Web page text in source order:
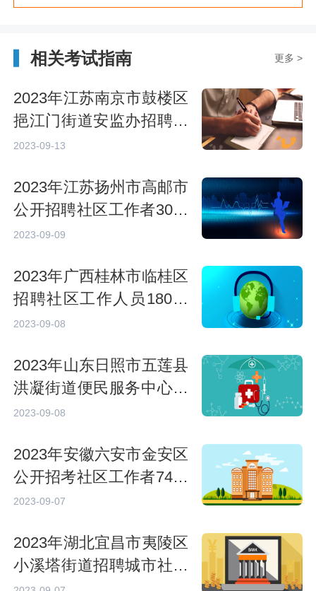
相关考试指南 更多 >
2023年江苏南京市鼓楼区
挹江门街道安监办招聘专
职安全员1人公告
2023-09-13
2023年江苏扬州市高邮市
公开招聘社区工作者30人
公告
2023-09-09
2023年广西桂林市临桂区
招聘社区工作人员180人
公告
2023-09-08
2023年山东日照市五莲县
洪凝街道便民服务中心招
聘城市社区工作人员24人
2023-09-08
2023年安徽六安市金安区
公开招考社区工作者74人
公告
2023-09-07
2023年湖北宜昌市夷陵区
小溪塔街道招聘城市社区